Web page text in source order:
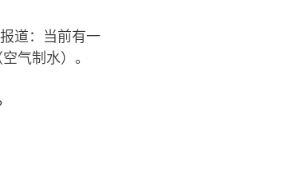
道：当前有一
气制水）。